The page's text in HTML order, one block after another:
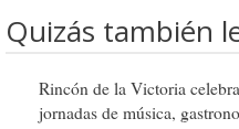
Quizás también
Rincón de la Victoria
jornadas de música,